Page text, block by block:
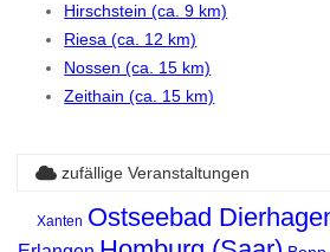
Hirschstein (ca. 9 km)
Riesa (ca. 12 km)
Nossen (ca. 15 km)
Zeithain (ca. 15 km)
zufällige Veranstaltungen
Xanten Ostseebad